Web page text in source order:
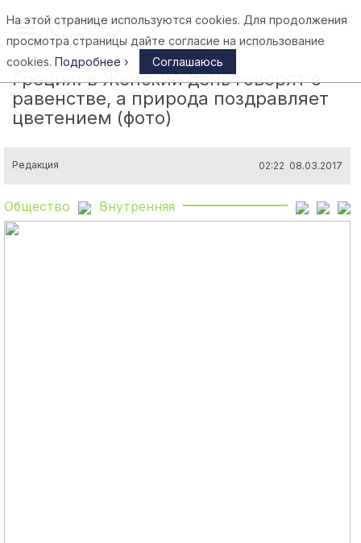
Афины
Греция: в Женский день говорят о
равенстве, а природа поздравляет
цветением (фото)
Редакция 02:22 08.03.2017
Общество Внутренняя
На этой странице используются cookies. Для продолжения
просмотра страницы дайте согласие на использование
cookies. Подробнее › Соглашаюсь